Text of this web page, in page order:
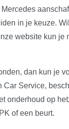
in je keuze.
website kun
dan kun je
Service,
onderhoud op
of een beurt.